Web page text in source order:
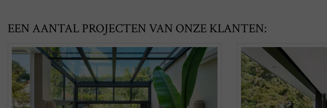
EEN AANTAL PROJECTEN VAN ONZE KLANTEN: